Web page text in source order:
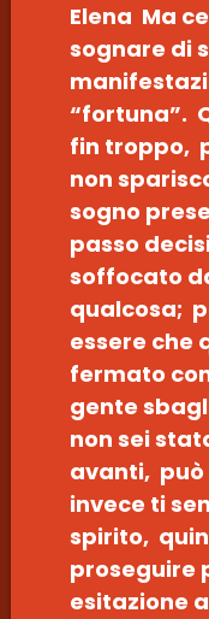
Elena Ma
sognare di
“fortuna”.
fin troppo,
non
sogno
passo
soffocato
qualcosa;
essere che
fermato
gente
non sei
avanti, può
invece ti
spirito,
proseguire
esitazione